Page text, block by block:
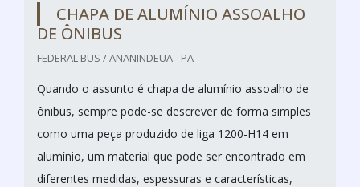
CHAPA DE ALUMÍNIO ASSOALHO
DE ÔNIBUS
FEDERAL BUS / ANANINDEUA - PA
Quando o assunto é chapa de alumínio assoalho de
ônibus, sempre pode-se descrever de forma simples
como uma peça produzido de liga 1200-H14 em
alumínio, um material que pode ser encontrado em
diferentes medidas, espessuras e características,